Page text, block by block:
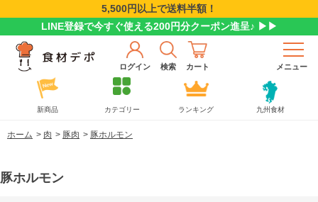
5,500円以上で送料半額！
LINE登録で今すぐ使える200円分クーポン進呈♪ ▶▶
ログイン 検索 カート メニュー
新商品 カテゴリー ランキング 九州食材
ホーム > 肉 > 豚肉 > 豚ホルモン
豚ホルモン